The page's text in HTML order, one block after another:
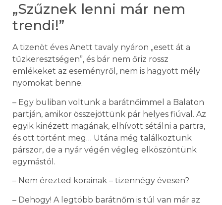
„Szűznek lenni már nem
trendi!”
A tizenöt éves Anett tavaly nyáron „esett át a
tűzkeresztségen”, és bár nem őriz rossz
emlékeket az eseményről, nem is hagyott mély
nyomokat benne.
– Egy buliban voltunk a barátnőimmel a Balaton
partján, amikor összejöttünk pár helyes fiúval. Az
egyik kinézett magának, elhívott sétálni a partra,
és ott történt meg… Utána még találkoztunk
párszor, de a nyár végén végleg elköszöntünk
egymástól.
– Nem érezted korainak – tizennégy évesen?
– Dehogy! A legtöbb barátnőm is túl van már az